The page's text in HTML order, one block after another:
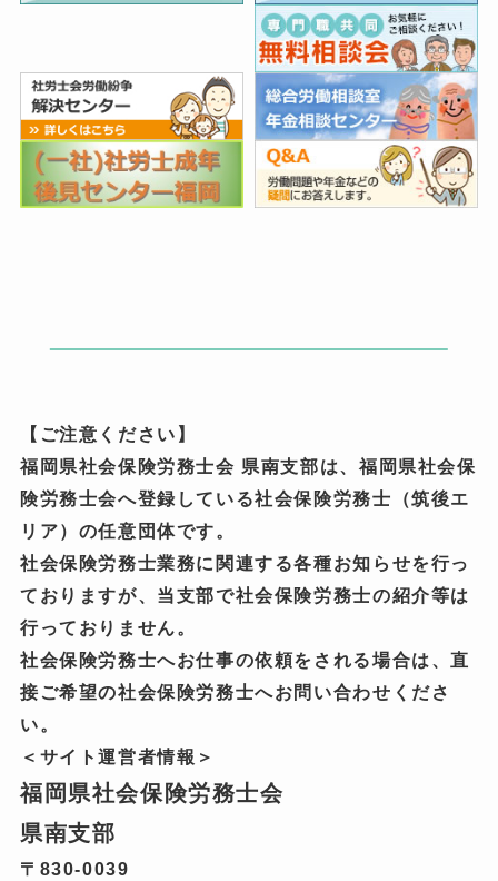
【ご注意ください】
福岡県社会保険労務士会 県南支部は、福岡県社会保
険労務士会へ登録している社会保険労務士（筑後エ
リア）の任意団体です。
社会保険労務士業務に関連する各種お知らせを行っ
ておりますが、当支部で社会保険労務士の紹介等は
行っておりません。
社会保険労務士へお仕事の依頼をされる場合は、直
接ご希望の社会保険労務士へお問い合わせくださ
い。
＜サイト運営者情報＞
福岡県社会保険労務士会
県南支部
〒830-0039